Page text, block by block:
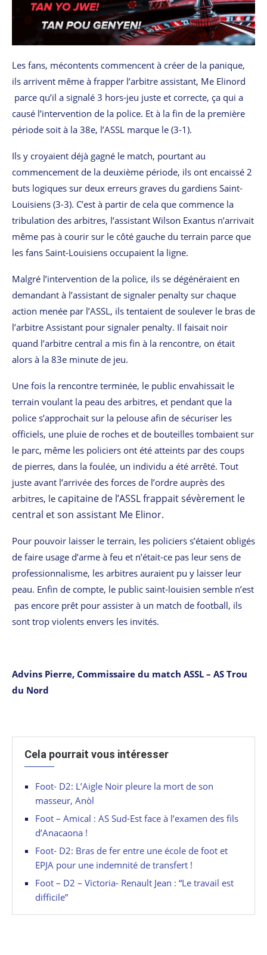
Les fans, mécontents commencent à créer de la panique,
ils arrivent même à frapper l’arbitre assistant, Me Elinord
parce qu’il a signalé 3 hors-jeu juste et correcte, ça qui a
causé l’intervention de la police. Et à la fin de la première
période soit à la 38e, l’ASSL marque le (3-1).
Ils y croyaient déjà gagné le match, pourtant au
commencement de la deuxième période, ils ont encaissé 2
buts logiques sur deux erreurs graves du gardiens Saint-
Louisiens (3-3). C’est à partir de cela que commence la
tribulation des arbitres, l’assistant Wilson Exantus n’arrivait
même pas à courir sur le côté gauche du terrain parce que
les fans Saint-Louisiens occupaient la ligne.
Malgré l’intervention de la police, ils se dégénéraient en
demandant à l’assistant de signaler penalty sur chaque
action menée par l’ASSL, ils tentaient de soulever le bras de
l’arbitre Assistant pour signaler penalty. Il faisait noir
quand l’arbitre central a mis fin à la rencontre, on était
alors à la 83e minute de jeu.
Une fois la rencontre terminée, le public envahissait le
terrain voulant la peau des arbitres, et pendant que la
police s’approchait sur la pelouse afin de sécuriser les
officiels, une pluie de roches et de bouteilles tombaient sur
le parc, même les policiers ont été atteints par des coups
de pierres, dans la foulée, un individu a été arrêté. Tout
juste avant l’arrivée des forces de l’ordre auprès des
arbitres, le capitaine de l’ASSL frappait sévèrement le
central et son assistant Me Elinor.
Pour pouvoir laisser le terrain, les policiers s’étaient obligés
de faire usage d’arme à feu et n’était-ce pas leur sens de
professionnalisme, les arbitres auraient pu y laisser leur
peau. Enfin de compte, le public saint-louisien semble n’est
pas encore prêt pour assister à un match de football, ils
sont trop violents envers les invités.
Advins Pierre, Commissaire du match ASSL – AS Trou
du Nord
Cela pourrait vous intéresser
Foot- D2: L’Aigle Noir pleure la mort de son
masseur, Anòl
Foot – Amical : AS Sud-Est face à l’examen des fils
d’Anacaona !
Foot- D2: Bras de fer entre une école de foot et
EPJA pour une indemnité de transfert !
Foot – D2 – Victoria- Renault Jean : “Le travail est
difficile”